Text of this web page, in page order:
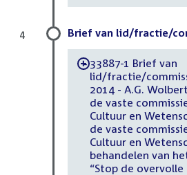
Brief van lid/fractie/
-33887-1 Brief van
lid/fractie/
2014 - A.G.
de vaste
Cultuur en
de vaste
Cultuur en
behandelen van
“Stop de overvolle
4